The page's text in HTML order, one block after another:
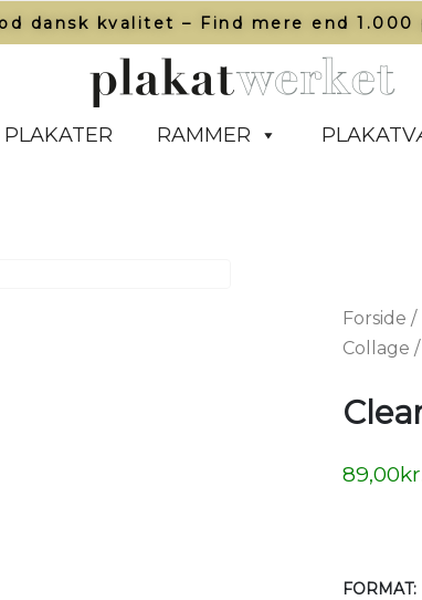
dansk kvalitet – Find mere end 1.000
RAMMER
Forside /
Collage
89,00
FORMAT